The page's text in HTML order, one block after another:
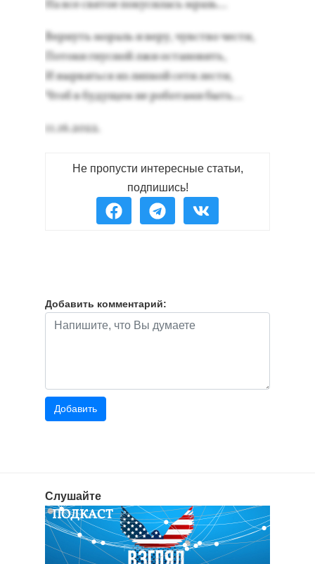
На все свя­тое по­куси­лась мразь...
Вер­нуть мо­раль и ве­ру, чувс­тво чес­ти,
По­токи гнус­ной лжи ос­та­новить,
И выр­вать­ся из лип­кой се­ти лес­ти,
Чтоб в бу­дущем не ро­бота­ми быть...
11.16.2022.
Не пропусти интересные статьи,
подпишись!
Добавить комментарий:
Слушайте
ПОДКАСТ